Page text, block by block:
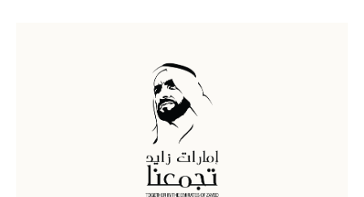
التسامح بلا حدود
اقرأ المزيد